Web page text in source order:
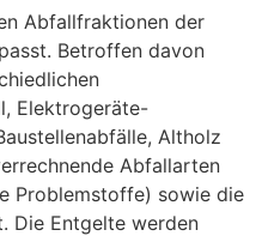
Abfallfraktionen der
Betroffen davon
Elektrogeräte-
Altholz
Abfallarten
Problemstoffe) sowie die
Die Entgelte werden